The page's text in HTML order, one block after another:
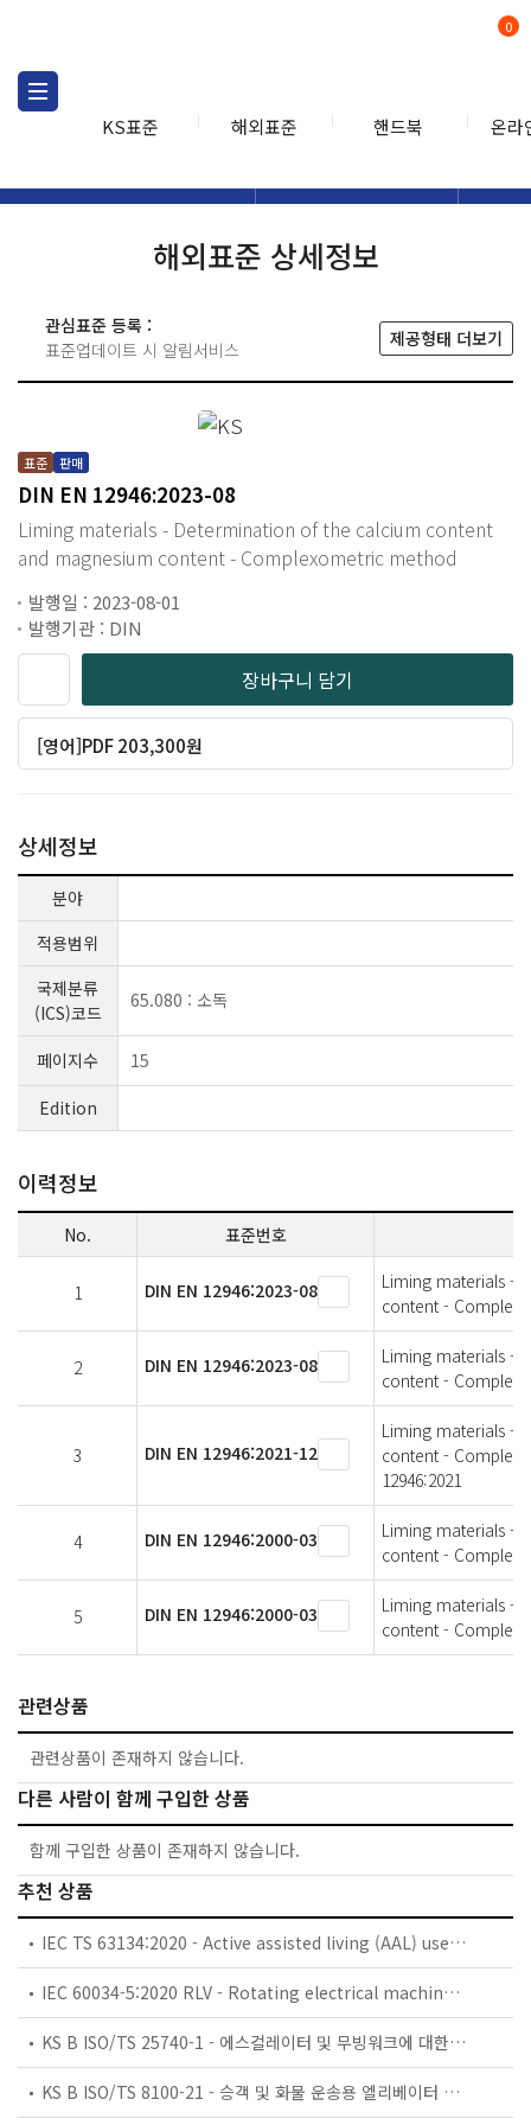
KS표준 해외표준 핸드북 온라
0
해외표준 상세정보
관심표준 등록 :
표준업데이트 시 알림서비스
제공형태 더보기
표준 판매
DIN EN 12946:2023-08
Liming materials - Determination of the calcium content
and magnesium content - Complexometric method
발행일 : 2023-08-01
발행기관 : DIN
장바구니 담기
[영어]PDF 203,300원
상세정보
분야
적용범위
국제분류
(ICS)코드
65.080 : 소독
페이지수
15
Edition
이력정보
No. 표준번호
1 DIN EN 12946:2023-08
Liming materials -
content -
2 DIN EN 12946:2023-08
Liming materials -
content -
3 DIN EN 12946:2021-12
Liming materials -
content -
12946:2021
4 DIN EN 12946:2000-03
Liming materials -
content -
5 DIN EN 12946:2000-03
Liming materials -
content -
관련상품
관련상품이 존재하지 않습니다.
다른 사람이 함께 구입한 상품
함께 구입한 상품이 존재하지 않습니다.
추천 상품
IEC TS 63134:2020 - Active assisted living (AAL) use cases
IEC 60034-5:2020 RLV - Rotating electrical machines - Part 5: Degrees of protection provided by the integral design of rotating electrical machines (IP code) - Classification
KS B ISO/TS 25740-1 - 에스컬레이터 및 무빙워크에 대한 안전요건 — 제1부: 세계공통 필수 안전요건(GESRs)
KS B ISO/TS 8100-21 - 승객 및 화물 운송용 엘리베이터 —제21부: 세계공통 필수안전요건(GESRs)을 충족하는 세계공통 안전 파라미터(GSPs)